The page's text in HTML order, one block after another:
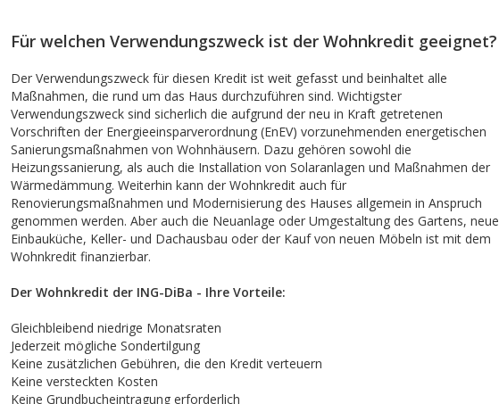
Für welchen Verwendungszweck ist der Wohnkredit geeignet?
Der Verwendungszweck für diesen Kredit ist weit gefasst und beinhaltet alle
Maßnahmen, die rund um das Haus durchzuführen sind. Wichtigster
Verwendungszweck sind sicherlich die aufgrund der neu in Kraft getretenen
Vorschriften der Energieeinsparverordnung (EnEV) vorzunehmenden energetischen
Sanierungsmaßnahmen von Wohnhäusern. Dazu gehören sowohl die
Heizungssanierung, als auch die Installation von Solaranlagen und Maßnahmen der
Wärmedämmung. Weiterhin kann der Wohnkredit auch für
Renovierungsmaßnahmen und Modernisierung des Hauses allgemein in Anspruch
genommen werden. Aber auch die Neuanlage oder Umgestaltung des Gartens, neue
Einbauküche, Keller- und Dachausbau oder der Kauf von neuen Möbeln ist mit dem
Wohnkredit finanzierbar.
Der Wohnkredit der ING-DiBa - Ihre Vorteile:
Gleichbleibend niedrige Monatsraten
Jederzeit mögliche Sondertilgung
Keine zusätzlichen Gebühren, die den Kredit verteuern
Keine versteckten Kosten
Keine Grundbucheintragung erforderlich